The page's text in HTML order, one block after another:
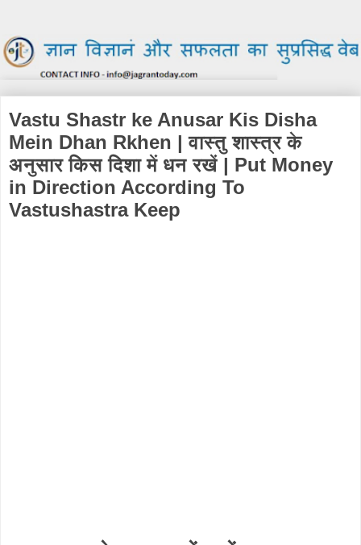
Vastu Shastr ke Anusar Kis Disha
Mein Dhan Rkhen | वास्तु शास्त्र के
अनुसार किस दिशा में धन रखें | Put Money
in Direction According To
Vastushastra Keep